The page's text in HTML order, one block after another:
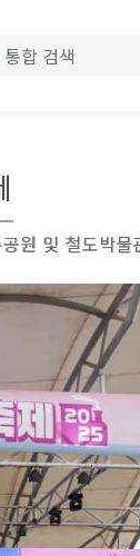
원 및 철도박물